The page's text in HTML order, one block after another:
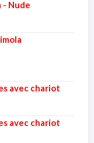
- Nude
avec chariot
avec chariot